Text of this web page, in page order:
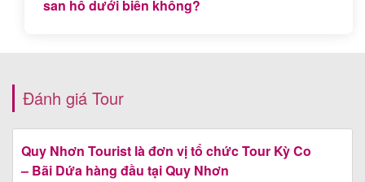
ký tour trọn gói Kỳ Co Eo Gió 1 ngày hoặc liên hệ
san hô dưới biển không?
Đánh giá Tour
Quy Nhơn Tourist là đơn vị tổ chức Tour Kỳ Co
– Bãi Dứa hàng đầu tại Quy Nhơn